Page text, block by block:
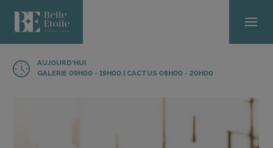
AUJOURD'HUI
GALERIE 09H00 - 19H00 | CACTUS 08H00 - 20H00